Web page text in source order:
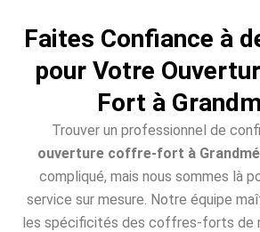
Faites Confiance à
pour Votre
Fort à
Trouver un professionnel de
ouverture coffre-fort à
compliqué, mais nous sommes là
service sur mesure. Notre équipe
les spécificités des coffres-forts de